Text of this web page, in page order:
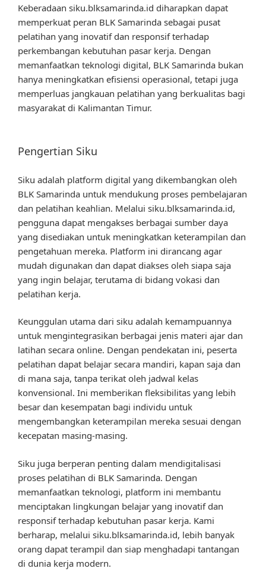
Keberadaan siku.blksamarinda.id diharapkan dapat
memperkuat peran BLK Samarinda sebagai pusat
pelatihan yang inovatif dan responsif terhadap
perkembangan kebutuhan pasar kerja. Dengan
memanfaatkan teknologi digital, BLK Samarinda bukan
hanya meningkatkan efisiensi operasional, tetapi juga
memperluas jangkauan pelatihan yang berkualitas bagi
masyarakat di Kalimantan Timur.
Pengertian Siku
Siku adalah platform digital yang dikembangkan oleh
BLK Samarinda untuk mendukung proses pembelajaran
dan pelatihan keahlian. Melalui siku.blksamarinda.id,
pengguna dapat mengakses berbagai sumber daya
yang disediakan untuk meningkatkan keterampilan dan
pengetahuan mereka. Platform ini dirancang agar
mudah digunakan dan dapat diakses oleh siapa saja
yang ingin belajar, terutama di bidang vokasi dan
pelatihan kerja.
Keunggulan utama dari siku adalah kemampuannya
untuk mengintegrasikan berbagai jenis materi ajar dan
latihan secara online. Dengan pendekatan ini, peserta
pelatihan dapat belajar secara mandiri, kapan saja dan
di mana saja, tanpa terikat oleh jadwal kelas
konvensional. Ini memberikan fleksibilitas yang lebih
besar dan kesempatan bagi individu untuk
mengembangkan keterampilan mereka sesuai dengan
kecepatan masing-masing.
Siku juga berperan penting dalam mendigitalisasi
proses pelatihan di BLK Samarinda. Dengan
memanfaatkan teknologi, platform ini membantu
menciptakan lingkungan belajar yang inovatif dan
responsif terhadap kebutuhan pasar kerja. Kami
berharap, melalui siku.blksamarinda.id, lebih banyak
orang dapat terampil dan siap menghadapi tantangan
di dunia kerja modern.